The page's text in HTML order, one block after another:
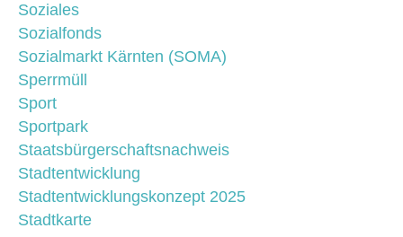
Soziales
Sozialfonds
Sozialmarkt Kärnten (SOMA)
Sperrmüll
Sport
Sportpark
Staatsbürgerschaftsnachweis
Stadtentwicklung
Stadtentwicklungskonzept 2025
Stadtkarte